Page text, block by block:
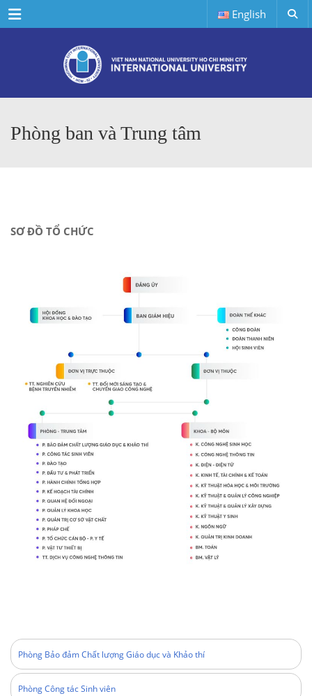
Menu English
Phòng ban và Trung tâm
SƠ ĐỒ TỔ CHỨC
Phòng Bảo đảm Chất lượng Giáo dục và Khảo thí
Phòng Công tác Sinh viên